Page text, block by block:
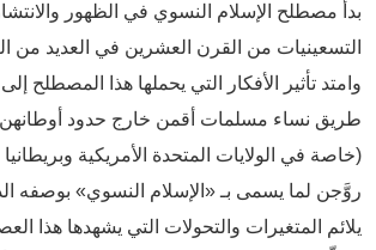
بدأ مصطلح الإسلام النسوي في الظهور
التسعينيات من القرن العشرين في العديد من
وامتد تأثير الأفكار التي يحملها هذا المصطلح
طريق نساء مسلمات أقمن خارج حدود أوطانهن
(خاصة في الولايات المتحدة الأمريكية وبريطانيا
روَّجن لما يسمى بـ «الإسلام النسوي» بوصفه
يلائم المتغيرات والتحولات التي يشهدها هذا